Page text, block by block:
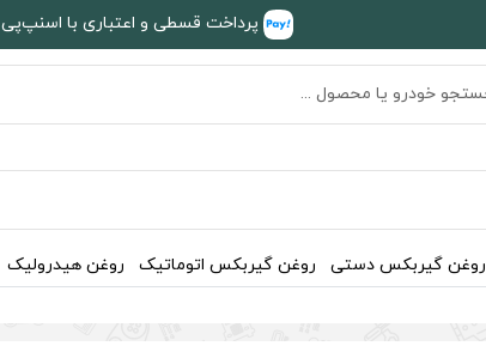
پرداخت قسطی و اعتباری با اسنپ‌پی
روغن گیربکس دستی روغن گیربکس اتوماتیک روغن هیدرولیک